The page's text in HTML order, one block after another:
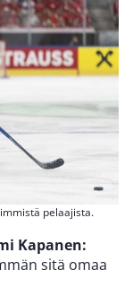
pelaajista.
Kapanen:
sitä omaa